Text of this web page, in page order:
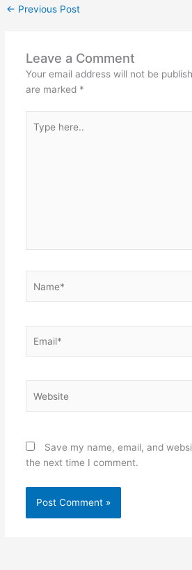
← Previous Post
Leave a Comment
Your email address will not be
are marked *
here..
Save my name, email, and
the next time I comment.